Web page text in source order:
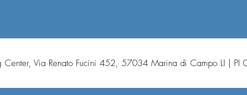
Via Renato Fucini 452, 57034 Marina di Campo LI | PI